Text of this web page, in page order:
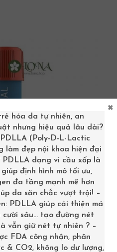
TẾ BÀO GỐC ĐIỀU TRỊ SẸO LÕM RỖ JUVIDERMAL 2ML
₫
hóa da tự nhiên, an
nhưng hiệu quả lâu dài?
(Poly-D-L-Lactic
làm đẹp nội khoa hiện đại
PDLLA dạng vi cầu xốp là
định hình mô tối ưu,
đa tầng mạnh mẽ hơn
da săn chắc vượt trội! –
PDLLA giúp cải thiện má
cười sâu… tạo đường nét
vẫn giữ nét tự nhiên ? –
FDA công nhận, phân
& CO2, không lo dư lượng,
×